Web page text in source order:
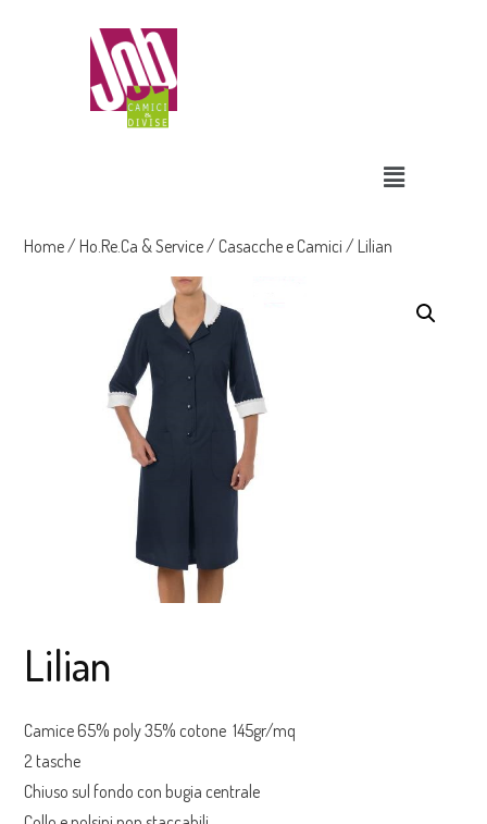
Home/ Ho.Re.Ca & Service/ Casacche e Camici / Lilian
Lilian
Camice 65% poly 35% cotone 145gr/mq
2 tasche
Chiuso sul fondo con bugia centrale